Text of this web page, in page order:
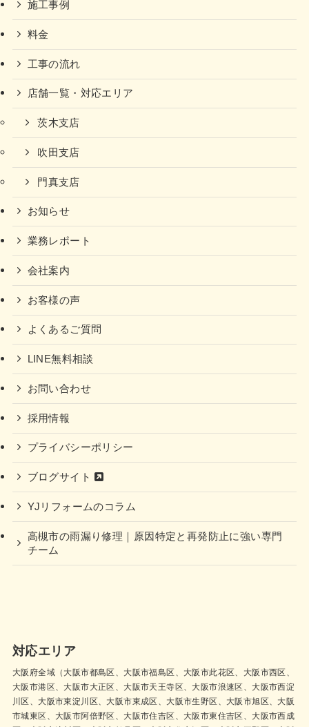
施工事例
料金
工事の流れ
店舗一覧・対応エリア
茨木支店
吹田支店
門真支店
お知らせ
業務レポート
会社案内
お客様の声
よくあるご質問
LINE無料相談
お問い合わせ
採用情報
プライバシーポリシー
ブログサイト
YJリフォームのコラム
高槻市の雨漏り修理｜原因特定と再発防止に強い専門
チーム
対応エリア
大阪府全域（大阪市都島区、大阪市福島区、大阪市此花区、大阪市西区、
大阪市港区、大阪市大正区、大阪市天王寺区、大阪市浪速区、大阪市西淀
川区、大阪市東淀川区、大阪市東成区、大阪市生野区、大阪市旭区、大阪
市城東区、大阪市阿倍野区、大阪市住吉区、大阪市東住吉区、大阪市西成